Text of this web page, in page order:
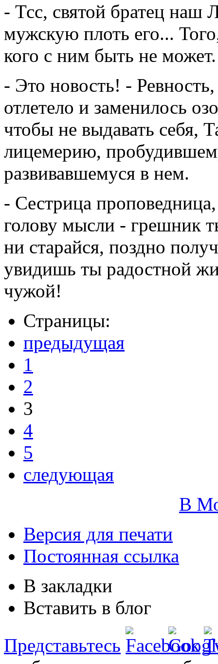
- Тсс, святой братец наш
мужскую плоть его...
кого с ним быть не может.
- Это новость! -
отлетело и заменилось
чтобы не выдавать себя,
лицемерию,
развивавшемуся в нем.
- Сестрица
голову мысли - грешник
ни старайся, поздно
увидишь ты радостной
чужой!
Страницы:
предыдущая
1
2
3
4
5
следующая
В
Версия для печати
Постоянная ссылка
В закладки
Вставить в блог
Представьтесь